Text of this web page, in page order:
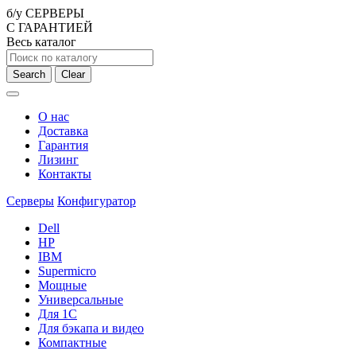
б/у СЕРВЕРЫ
С ГАРАНТИЕЙ
Весь каталог
Search Clear
О нас
Доставка
Гарантия
Лизинг
Контакты
Серверы Конфигуратор
Dell
HP
IBM
Supermicro
Мощные
Универсальные
Для 1С
Для бэкапа и видео
Компактные